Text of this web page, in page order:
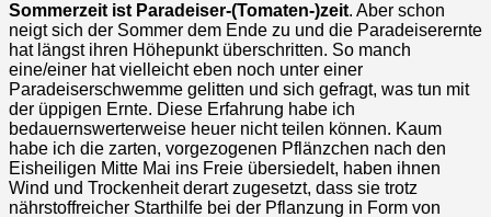
Sommerzeit ist Paradeiser-(Tomaten-)zeit. Aber schon
neigt sich der Sommer dem Ende zu und die Paradeiserernte
hat längst ihren Höhepunkt überschritten. So manch
eine/einer hat vielleicht eben noch unter einer
Paradeiserschwemme gelitten und sich gefragt, was tun mit
der üppigen Ernte. Diese Erfahrung habe ich
bedauernswerterweise heuer nicht teilen können. Kaum
habe ich die zarten, vorgezogenen Pflänzchen nach den
Eisheiligen Mitte Mai ins Freie übersiedelt, haben ihnen
Wind und Trockenheit derart zugesetzt, dass sie trotz
nährstoffreicher Starthilfe bei der Pflanzung in Form von